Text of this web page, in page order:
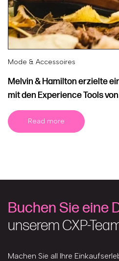
Mode & Accessoires
Melvin & Hamilton erzielte
mit den Experience Tools
Read more
Buchen Sie eine
unserem CXP-
Machen Sie all Ihre